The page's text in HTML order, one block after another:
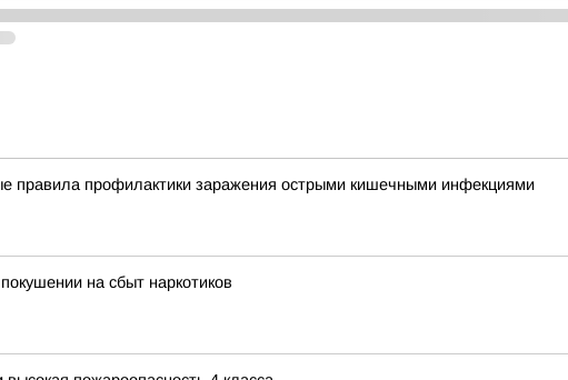
правила профилактики заражения острыми кишечными инфекциями
на сбыт наркотиков